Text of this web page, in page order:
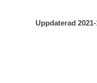
Uppdaterad